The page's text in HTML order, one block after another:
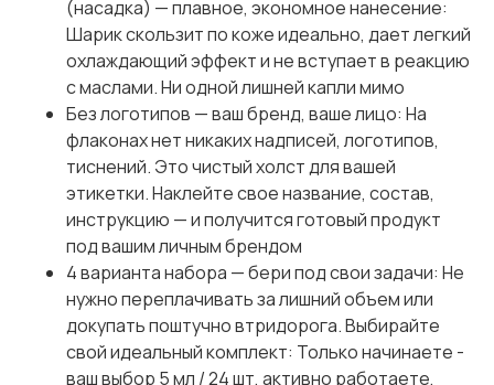
(насадка) — плавное, экономное нанесение:
Шарик скользит по коже идеально, дает легкий
охлаждающий эффект и не вступает в реакцию
с маслами. Ни одной лишней капли мимо
Без логотипов — ваш бренд, ваше лицо: На
флаконах нет никаких надписей, логотипов,
тиснений. Это чистый холст для вашей
этикетки. Наклейте свое название, состав,
инструкцию — и получится готовый продукт
под вашим личным брендом
4 варианта набора — бери под свои задачи: Не
нужно переплачивать за лишний объем или
докупать поштучно втридорога. Выбирайте
свой идеальный комплект: Только начинаете -
ваш выбор 5 мл / 24 шт, активно работаете,